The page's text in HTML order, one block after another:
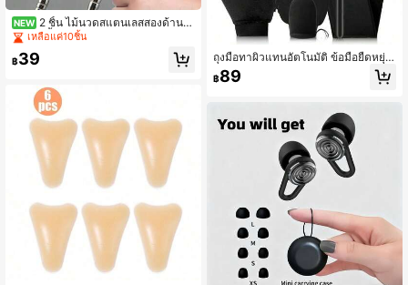
NEW 2 ชิ้น ไม้นวดสแตนเลสสองด้านพ
ร้อมหัวนิ้วและหัวโค้ง เหมาะสำหรับดวง
ตา ใบหน้า เท้า แขน หลัง คอ - เครื่องมื
อบำบัดกดจุดผ่อนคลายร่างกายทั้งหมด
อ ปากกานวดจุดกระตุ้นแบบแมนนวล ค
ริสต์มาส
เหลือแค่10ชิ้น
฿39
ถุงมือทาผิวแทนอัตโนมัติ ข้อมือยืดหยุ่น
ถุงมือทาผิวแทนอัตโนมัติ ไมโครไฟเบอ
ร์ อุปกรณ์ทาโลชั่นผิวแทน ถุงมือทาผิวแ
฿89